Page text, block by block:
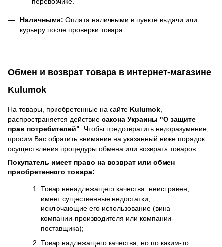
Наличными: Оплата наличными в пункте выдачи или
курьеру после проверки товара.
Обмен и возврат товара в интернет-магазине
Kulumok
На товары, приобретенные на сайте Kulumok,
распространяется действие cакона Украины "О защите
прав потребителей". Чтобы предотвратить недоразумение,
просим Вас обратить внимание на указанный ниже порядок
осуществления процедуры обмена или возврата товаров.
Покупатель имеет право на возврат или обмен
приобретенного товара:
Товар ненадлежащего качества: неисправен,
имеет существенные недостатки,
исключающие его использование (вина
компании-производителя или компании-
поставщика);
Товар надлежащего качества, но по каким-то